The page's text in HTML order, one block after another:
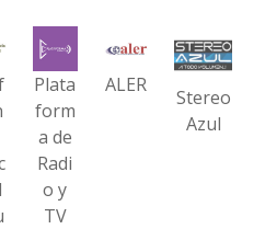
Plata
form
a de
Radi
o y
TV
ALER
Stereo
Azul